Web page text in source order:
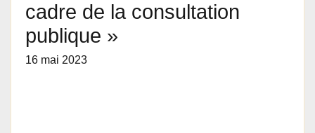
cadre de la consultation
publique »
16 mai 2023